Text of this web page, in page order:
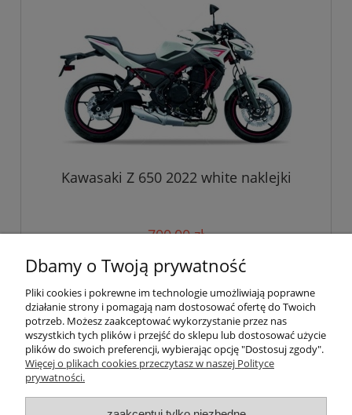
Kawasaki Z 650 2022 white naklejki
700,00 zł
do koszyka
Pomoc
Dbamy o Twoją prywatność
Pliki cookies i pokrewne im technologie umożliwiają poprawne
działanie strony i pomagają nam dostosować ofertę do Twoich
potrzeb. Możesz zaakceptować wykorzystanie przez nas
wszystkich tych plików i przejść do sklepu lub dostosować użycie
plików do swoich preferencji, wybierając opcję "Dostosuj zgody".
Więcej o plikach cookies przeczytasz w naszej Polityce
prywatności.